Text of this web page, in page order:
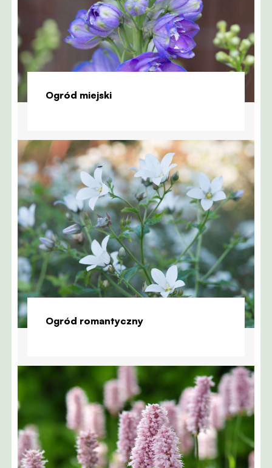
Ogród miejski
Ogród romantyczny